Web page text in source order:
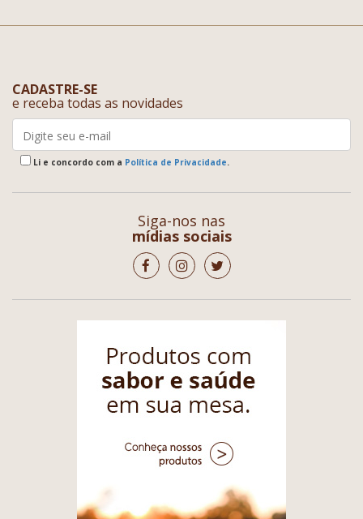
CADASTRE-SE
e receba todas as novidades
Li e concordo com a Política de Privacidade.
Siga-nos nas
mídias sociais